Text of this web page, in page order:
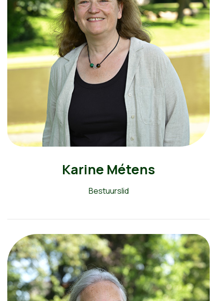
Karine Métens
Bestuurslid